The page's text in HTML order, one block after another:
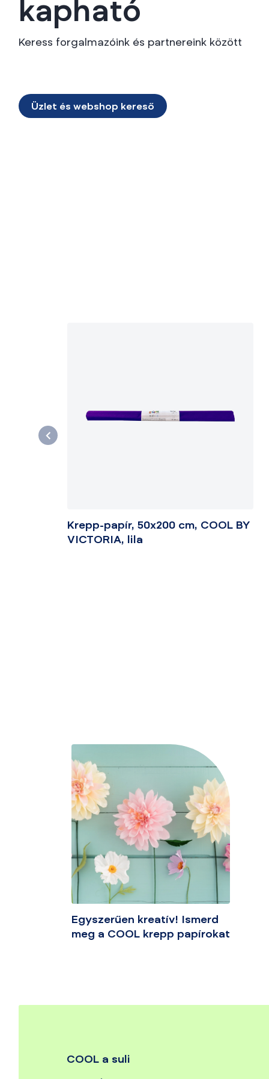
kapható
Keress forgalmazóink és partnereink között
Üzlet és webshop kereső
Krepp-papír, 50x200 cm, COOL BY
VICTORIA, lila
Egyszerűen kreatív! Ismerd
meg a COOL krepp papírokat
COOL a suli